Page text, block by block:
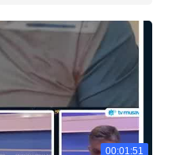
00:01:51